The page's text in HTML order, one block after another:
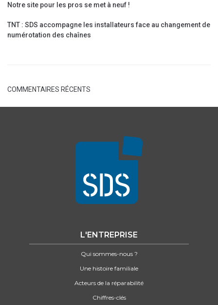
Notre site pour les pros se met à neuf !
TNT : SDS accompagne les installateurs face au changement de
numérotation des chaînes
COMMENTAIRES RÉCENTS
L'ENTREPRISE
Qui sommes-nous ?
Une histoire familiale
Acteurs de la réparabilité
Chiffres-clés